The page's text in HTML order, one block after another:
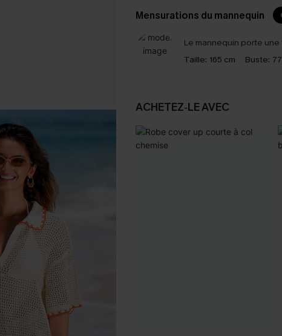
Mensurations du mannequin
Le mannequin porte une
Taille: 165 cm Buste:
ACHETEZ‑LE AVEC